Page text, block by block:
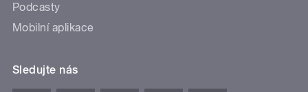
Podcasty
Mobilní aplikace
Sledujte nás